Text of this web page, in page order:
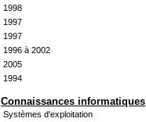
1998
1997
1997
1996 à 2002
2005
1994
Connaissances informatiques
Systèmes d'exploitation